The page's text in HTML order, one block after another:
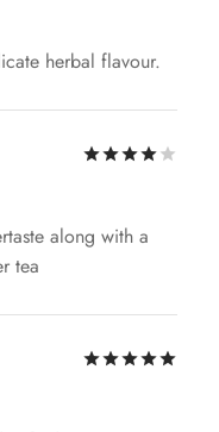
herbal flavour.
along with a
tea